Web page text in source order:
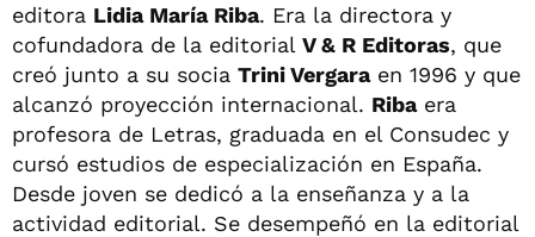
editora Lidia María Riba. Era la directora y
cofundadora de la editorial V & R Editoras, que
creó junto a su socia Trini Vergaraen 1996 y que
alcanzó proyección internacional. Ribaera
profesora de Letras, graduada en el Consudec y
cursó estudios de especialización en España.
Desde joven se dedicó a la enseñanza y a la
actividad editorial. Se desempeñó en la editorial